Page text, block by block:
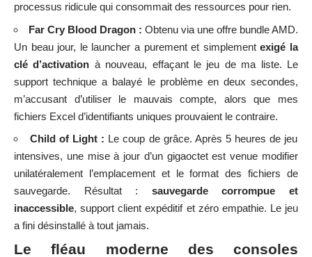
processus ridicule qui consommait des ressources pour rien.
Far Cry Blood Dragon : Obtenu via une offre bundle AMD.
Un beau jour, le launcher a purement et simplementexigé la
clé d’activation à nouveau, effaçant le jeu de ma liste. Le
support technique a balayé le problème en deux secondes,
m’accusant d’utiliser le mauvais compte, alors que mes
fichiers Excel d’identifiants uniques prouvaient le contraire.
Child of Light : Le coup de grâce. Après 5 heures de jeu
intensives, une mise à jour d’un gigaoctet est venue modifier
unilatéralement l’emplacement et le format des fichiers de
sauvegarde. Résultat : sauvegarde corrompue et
inaccessible, support client expéditif et zéro empathie. Le jeu
a fini désinstallé à tout jamais.
Le fléau moderne des consoles